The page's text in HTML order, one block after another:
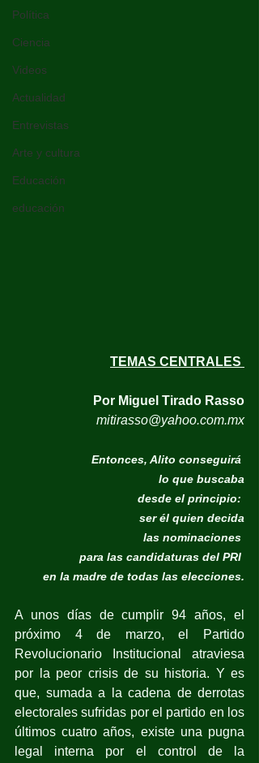
Política
Ciencia
Videos
Actualidad
Entrevistas
Arte y cultura
Educación
educación
TEMAS CENTRALES
Por Miguel Tirado Rasso
mitirasso@yahoo.com.mx
Entonces, Alito conseguirá
lo que buscaba
desde el principio:
ser él quien decida
las nominaciones
para las candidaturas del PRI
en la madre de todas las elecciones.
A unos días de cumplir 94 años, el
próximo 4 de marzo, el Partido
Revolucionario Institucional atraviesa
por la peor crisis de su historia. Y es
que, sumada a la cadena de derrotas
electorales sufridas por el partido en los
últimos cuatro años, existe una pugna
legal interna por el control de la